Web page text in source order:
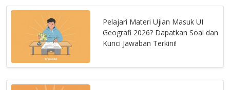
Pelajari Materi Ujian Masuk UI
Geografi 2026? Dapatkan Soal dan
Kunci Jawaban Terkini!